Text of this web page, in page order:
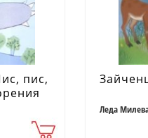
пис,
Леда